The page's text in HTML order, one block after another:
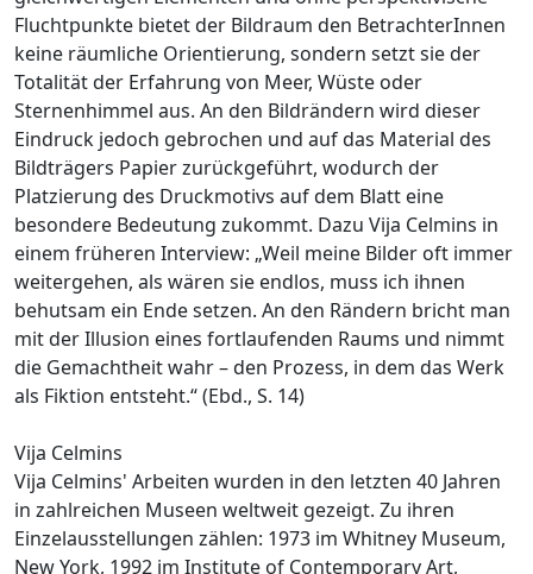
Fluchtpunkte bietet der Bildraum den BetrachterInnen
keine räumliche Orientierung, sondern setzt sie der
Totalität der Erfahrung von Meer, Wüste oder
Sternenhimmel aus. An den Bildrändern wird dieser
Eindruck jedoch gebrochen und auf das Material des
Bildträgers Papier zurückgeführt, wodurch der
Platzierung des Druckmotivs auf dem Blatt eine
besondere Bedeutung zukommt. Dazu Vija Celmins in
einem früheren Interview: „Weil meine Bilder oft immer
weitergehen, als wären sie endlos, muss ich ihnen
behutsam ein Ende setzen. An den Rändern bricht man
mit der Illusion eines fortlaufenden Raums und nimmt
die Gemachtheit wahr – den Prozess, in dem das Werk
als Fiktion entsteht.“ (Ebd., S. 14)
Vija Celmins
Vija Celmins' Arbeiten wurden in den letzten 40 Jahren
in zahlreichen Museen weltweit gezeigt. Zu ihren
Einzelausstellungen zählen: 1973 im Whitney Museum,
New York, 1992 im Institute of Contemporary Art,